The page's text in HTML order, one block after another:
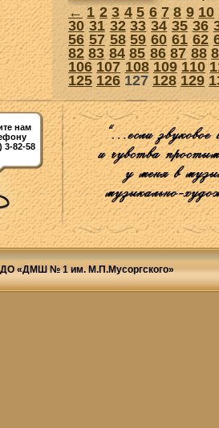
← 1 2 3 4 5 6 7 8 9 10
30 31 32 33 34 35 36
56 57 58 59 60 61 62
82 83 84 85 86 87 88
106 107 108 109 110
125 126 127 128 129
нам
3-82-58
«ДМШ № 1 им. М.П.Мусоргского»